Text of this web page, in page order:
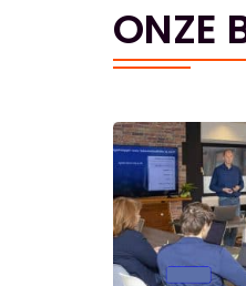
ONZE